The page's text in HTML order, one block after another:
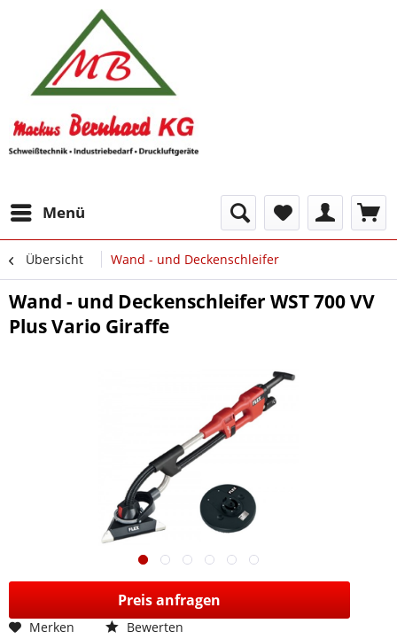
Menü
Übersicht Wand - und Deckenschleifer
Wand - und Deckenschleifer WST 700 VV
Plus Vario Giraffe
Preis anfragen
Merken Bewerten